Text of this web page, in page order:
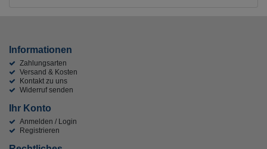
Informationen
Zahlungsarten
Versand & Kosten
Kontakt zu uns
Widerruf senden
Ihr Konto
Anmelden / Login
Registrieren